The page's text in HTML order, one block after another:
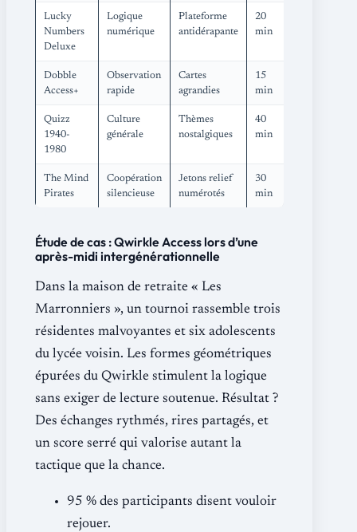
Lucky
Numbers
Deluxe
Logique
numérique
Plateforme
antidérapante
20
min
Dobble
Access+
Observation
rapide
Cartes
agrandies
15
min
Quizz
1940-
1980
Culture
générale
Thèmes
nostalgiques
40
min
The Mind
Pirates
Coopération
silencieuse
Jetons relief
numérotés
30
min
Étude de cas : Qwirkle Access lors d’une
après-midi intergénérationnelle
Dans la maison de retraite « Les
Marronniers », un tournoi rassemble trois
résidentes malvoyantes et six adolescents
du lycée voisin. Les formes géométriques
épurées du Qwirkle stimulent la logique
sans exiger de lecture soutenue. Résultat ?
Des échanges rythmés, rires partagés, et
un score serré qui valorise autant la
tactique que la chance.
95 % des participants disent vouloir
rejouer.